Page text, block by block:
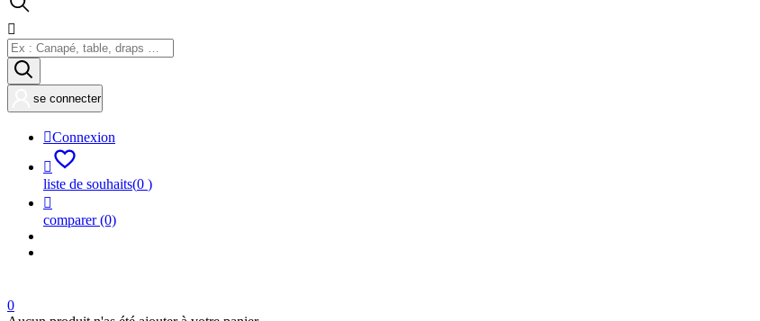

se connecter
Connexion

liste de souhaits(0 )

comparer(0)
0